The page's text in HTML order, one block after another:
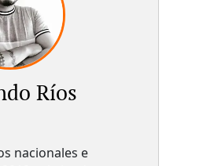
Ríos
nacionales e